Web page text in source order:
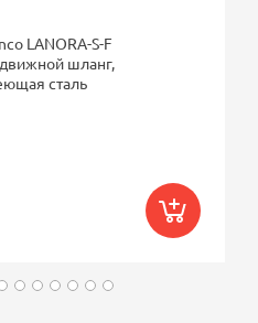
LANORA-S-F
шланг,
сталь